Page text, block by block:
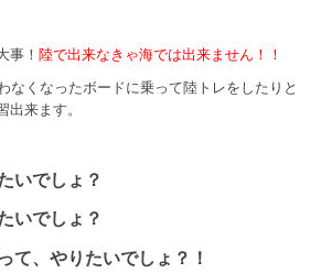
事！ 陸で出来なきゃ海では出来ません！！
なくなったボードに乗って陸トレをしたりと
出来ます。
いでしょ？
いでしょ？
て、やりたいでしょ？！